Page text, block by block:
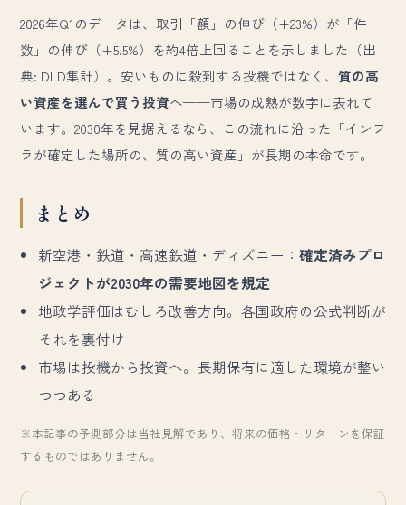
2026年Q1のデータは、取引「額」の伸び（+23%）が「件
数」の伸び（+5.5%）を約4倍上回ることを示しました（出
典: DLD集計）。安いものに殺到する投機ではなく、 質の高
い資産を選んで買う投資へ——市場の成熟が数字に表れて
います。2030年を見据えるなら、この流れに沿った「インフ
ラが確定した場所の、質の高い資産」が長期の本命です。
まとめ
新空港・鉄道・高速鉄道・ディズニー： 確定済みプロ
ジェクトが2030年の需要地図を規定
地政学評価はむしろ改善方向。各国政府の公式判断が
それを裏付け
市場は投機から投資へ。長期保有に適した環境が整い
つつある
※本記事の予測部分は当社見解であり、将来の価格・リターンを保証
するものではありません。